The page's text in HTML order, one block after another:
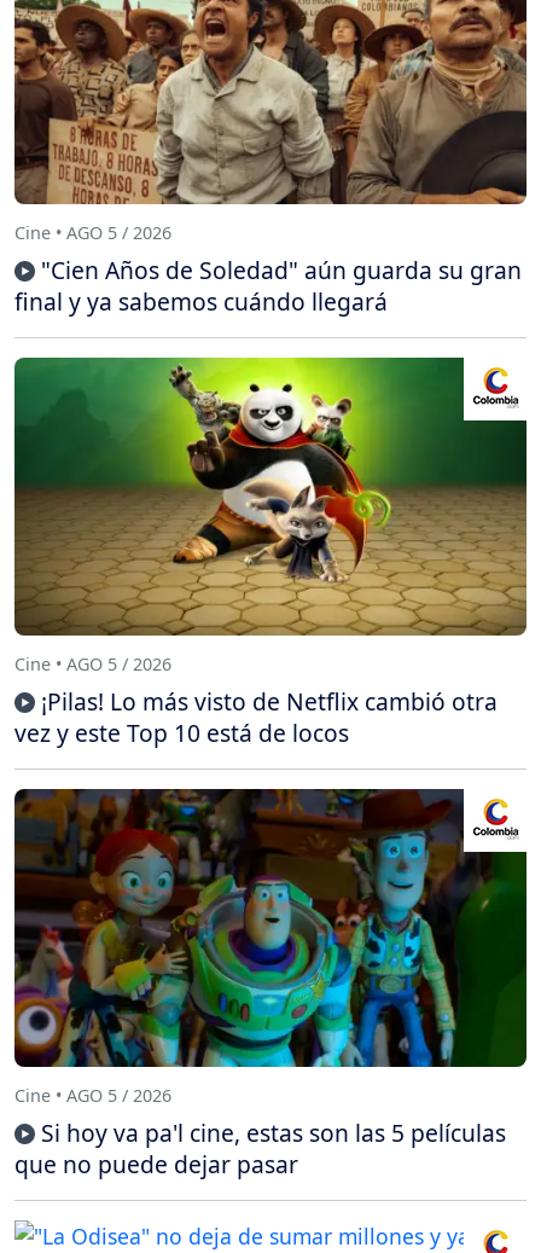
Cine • AGO 5 / 2026
"Cien Años de Soledad" aún guarda su gran
final y ya sabemos cuándo llegará
Cine • AGO 5 / 2026
¡Pilas! Lo más visto de Netflix cambió otra
vez y este Top 10 está de locos
Cine • AGO 5 / 2026
Si hoy va pa'l cine, estas son las 5 películas
que no puede dejar pasar